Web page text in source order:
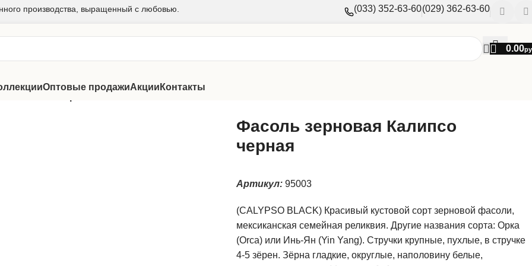
производства, выращенный с любовью. (033) 352-63-60(029) 362-63-60
0.00
Оптовые продажиАкции Контакты
Фасоль зерновая Калипсо
черная
Артикул: 95003
(CALYPSO BLACK) Красивый кустовой сорт зерновой фасоли,
мексиканская семейная реликвия. Другие названия сорта: Орка
(Orca) или Инь-Ян (Yin Yang). Стручки крупные, пухлые, в стручке
4-5 зёрен. Зёрна гладкие, округлые, наполовину белые,